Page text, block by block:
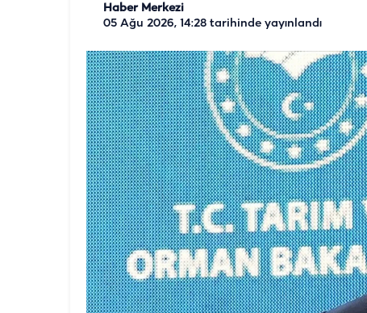
Haber Merkezi
05 Ağu 2026, 14:28 tarihinde yayınlandı